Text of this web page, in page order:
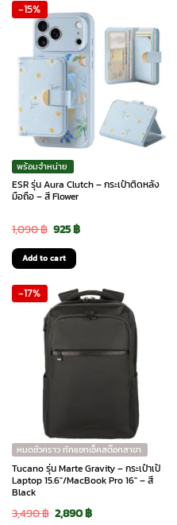
1,090 ฿.890 ฿.
-15%
พร้อมจำหน่าย
ESR รุ่น Aura Clutch – กระเป๋าติดหลัง
มือถือ – สี Flower
1,090฿ Original
price
was:
1,090 ฿.
925฿Current
925 ฿.
Add to cart
-17%
หมดชั่วคราว ทักแชทเช็คสต๊อกสาขา
Tucano รุ่น Marte Gravity – กระเป๋าเป้
Laptop 15.6″/MacBook Pro 16″ – สี
Black
3,490฿ Original
2,890฿Current